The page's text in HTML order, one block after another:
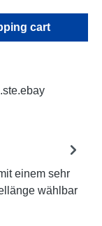
cart
einem sehr
wählbar